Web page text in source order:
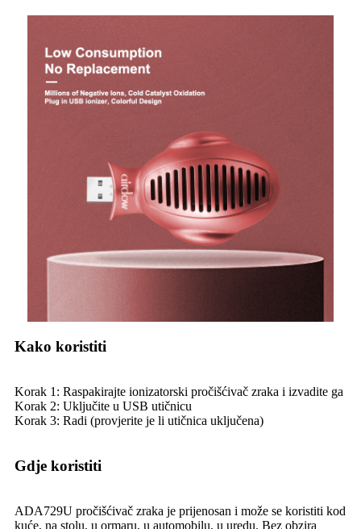
Kako koristiti
Korak 1: Raspakirajte ionizatorski pročišćivač zraka i izvadite ga
Korak 2: Uključite u USB utičnicu
Korak 3: Radi (provjerite je li utičnica uključena)
Gdje koristiti
ADA729U pročišćivač zraka je prijenosan i može se koristiti kod
kuće, na stolu, u ormaru, u automobilu, u uredu. Bez obzira